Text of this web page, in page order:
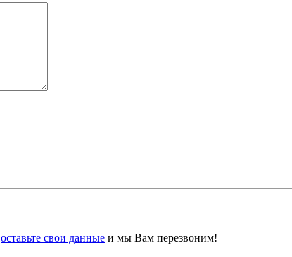
оставьте свои данные и мы Вам перезвоним!